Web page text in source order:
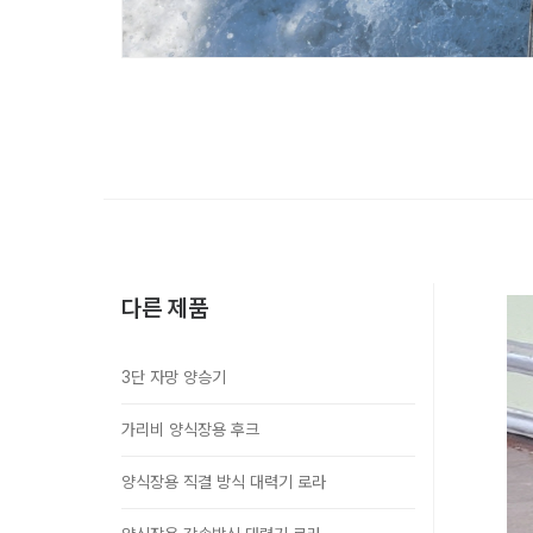
다른 제품
3단 자망 양승기
가리비 양식장용 후크
양식장용 직결 방식 대력기 로라